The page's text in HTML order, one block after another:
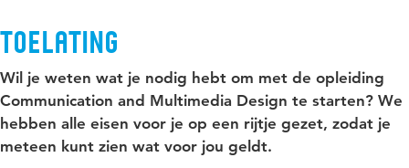
Toelating
Wil je weten wat je nodig hebt om met de opleiding
Communication and Multimedia Design te starten? We
hebben alle eisen voor je op een rijtje gezet, zodat je
meteen kunt zien wat voor jou geldt.